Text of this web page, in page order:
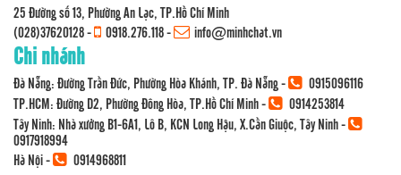
25 Đường số 13, Phường An Lạc, TP.Hồ Chí Minh
(028)37620128- 0918.276.118- info@minhchat.vn
Chi nhánh
Đà Nẵng: Đường Trần Đức, Phường Hòa Khánh, TP. Đà Nẵng -
0915096116
TP.HCM: Đường D2, Phường Đông Hòa, TP.Hồ Chí Minh -
0914253814
Tây Ninh: Nhà xưởng B1-6A1, Lô B, KCN Long Hậu, X.Cần Giuộc, Tây Ninh -
0917918994
Hà Nội -
0914968811